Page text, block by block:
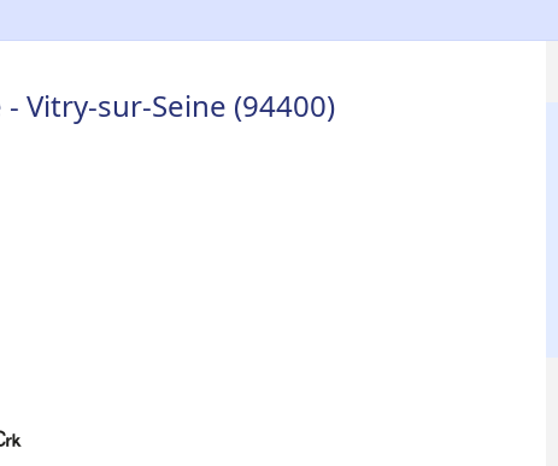
Vitry-sur-Seine (94400)